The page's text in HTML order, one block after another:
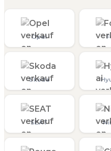
Opel
Skoda
SEAT